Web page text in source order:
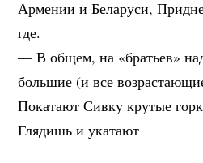
Армении и Беларуси,
где.
— В общем, на «братьев»
большие (и все
Покатают Сивку крутые
Глядишь и укатают